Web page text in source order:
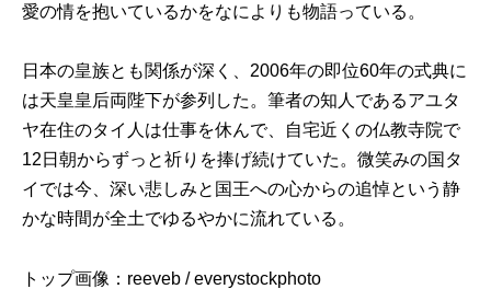
愛の情を抱いているかをなによりも物語っている。
日本の皇族とも関係が深く、2006年の即位60年の式典に
は天皇皇后両陛下が参列した。筆者の知人であるアユタ
ヤ在住のタイ人は仕事を休んで、自宅近くの仏教寺院で
12日朝からずっと祈りを捧げ続けていた。微笑みの国タ
イでは今、深い悲しみと国王への心からの追悼という静
かな時間が全土でゆるやかに流れている。
トップ画像： reeveb /everystockphoto